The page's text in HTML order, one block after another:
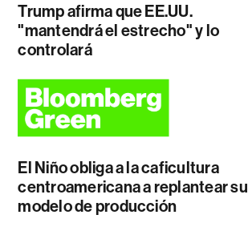
Trump afirma que EE.UU.
"mantendrá el estrecho" y lo
controlará
El Niño obliga a la caficultura
centroamericana a replantear su
modelo de producción